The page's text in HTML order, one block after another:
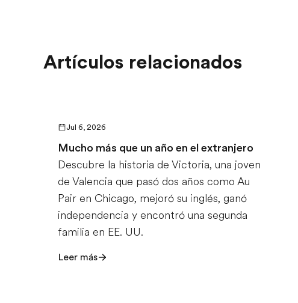
Artículos relacionados
Jul 6, 2026
Mucho más que un año en el extranjero
Descubre la historia de Victoria, una joven
de Valencia que pasó dos años como Au
Pair en Chicago, mejoró su inglés, ganó
independencia y encontró una segunda
familia en EE. UU.
Leer más